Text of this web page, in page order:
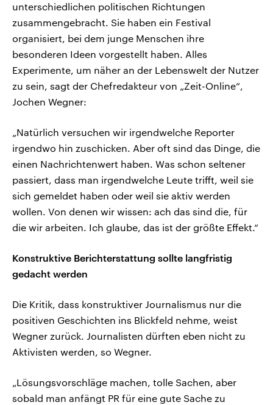
unterschiedlichen politischen Richtungen
zusammengebracht. Sie haben ein Festival
organisiert, bei dem junge Menschen ihre
besonderen Ideen vorgestellt haben. Alles
Experimente, um näher an der Lebenswelt der Nutzer
zu sein, sagt der Chefredakteur von „Zeit-Online“,
Jochen Wegner:
„Natürlich versuchen wir irgendwelche Reporter
irgendwo hin zuschicken. Aber oft sind das Dinge, die
einen Nachrichtenwert haben. Was schon seltener
passiert, dass man irgendwelche Leute trifft, weil sie
sich gemeldet haben oder weil sie aktiv werden
wollen. Von denen wir wissen: ach das sind die, für
die wir arbeiten. Ich glaube, das ist der größte Effekt.“
Konstruktive Berichterstattung sollte langfristig
gedacht werden
Die Kritik, dass konstruktiver Journalismus nur die
positiven Geschichten ins Blickfeld nehme, weist
Wegner zurück. Journalisten dürften eben nicht zu
Aktivisten werden, so Wegner.
„Lösungsvorschläge machen, tolle Sachen, aber
sobald man anfängt PR für eine gute Sache zu